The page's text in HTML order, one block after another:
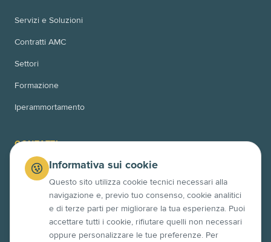
Servizi e Soluzioni
Contratti AMC
Settori
Formazione
Iperammortamento
CONTATTI
Via Bussoleno 11
00166 Roma (RM)
63845 Ponzano di Fermo (FM)
Informativa sui cookie
Questo sito utilizza cookie tecnici necessari alla
navigazione e, previo tuo consenso, cookie analitici
e di terze parti per migliorare la tua esperienza. Puoi
accettare tutti i cookie, rifiutare quelli non necessari
oppure personalizzare le tue preferenze. Per